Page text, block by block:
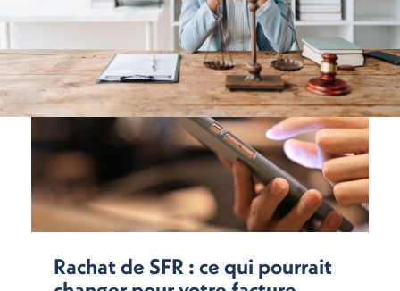
Rachat de SFR : ce qui pourrait